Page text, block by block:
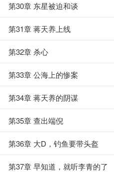
第30章 东星被迫和谈
第31章 蒋天养上线
第32章 杀心
第33章 公海上的惨案
第34章 蒋天养的阴谋
第35章 查出端倪
第36章 大D，钓鱼要带头盔
第37章 早知道，就听李青的了